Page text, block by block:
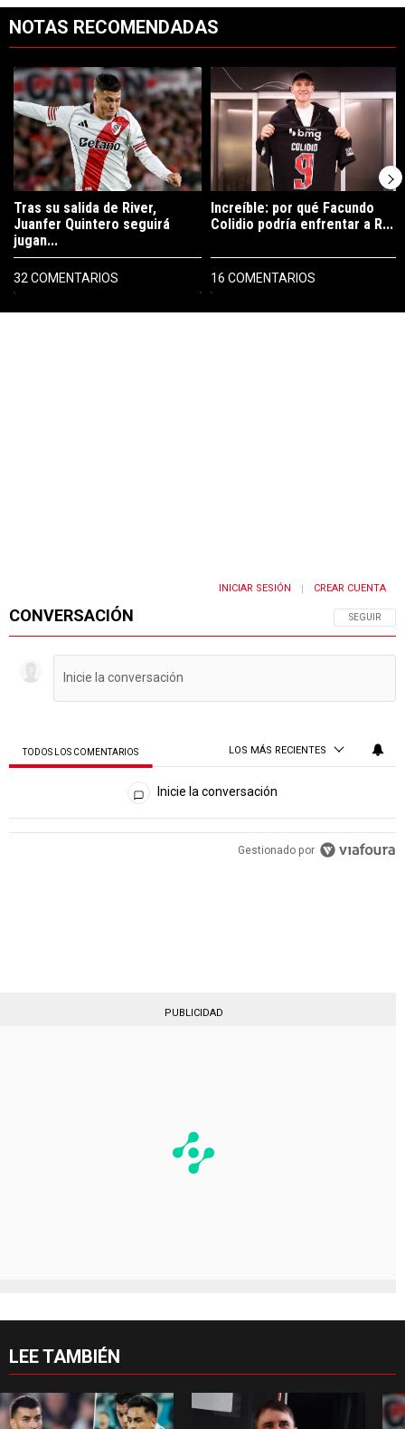
NOTAS RECOMENDADAS
PUBLICIDAD
Un artículo de tendencia con el título "Tras su salida de River,
Tras su salida de River,
Juanfer Quintero seguirá
jugan...
32 COMENTARIOS
Un artículo de tendencia con el
Increíble: por qué Facundo
Colidio podría enfrentar a R...
16 COMENTARIOS
CONVERSACIÓN SIGA ESTA
SEGUIR
INICIAR SESIÓN CREAR CUENTA
TODOS LOS COMENTARIOS LOS MÁS RECIENTES
Todos los comentarios
Inicie la conversación
PUBLICIDAD
LEE TAMBIÉN